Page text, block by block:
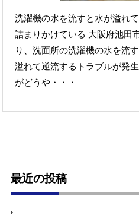
洗濯機の水を流すと水が溢れ
詰まりかけている 大阪府池田
り、洗面所の洗濯機の水を流
溢れて逆流するトラブルが発
がどうや・・・
最近の投稿